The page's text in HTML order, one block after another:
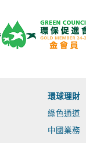
環球理財
綠色通道
中國業務